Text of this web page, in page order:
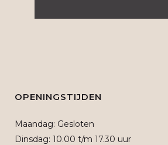
OPENINGSTIJDEN
Maandag: Gesloten
Dinsdag: 10.00 t/m 17.30 uur